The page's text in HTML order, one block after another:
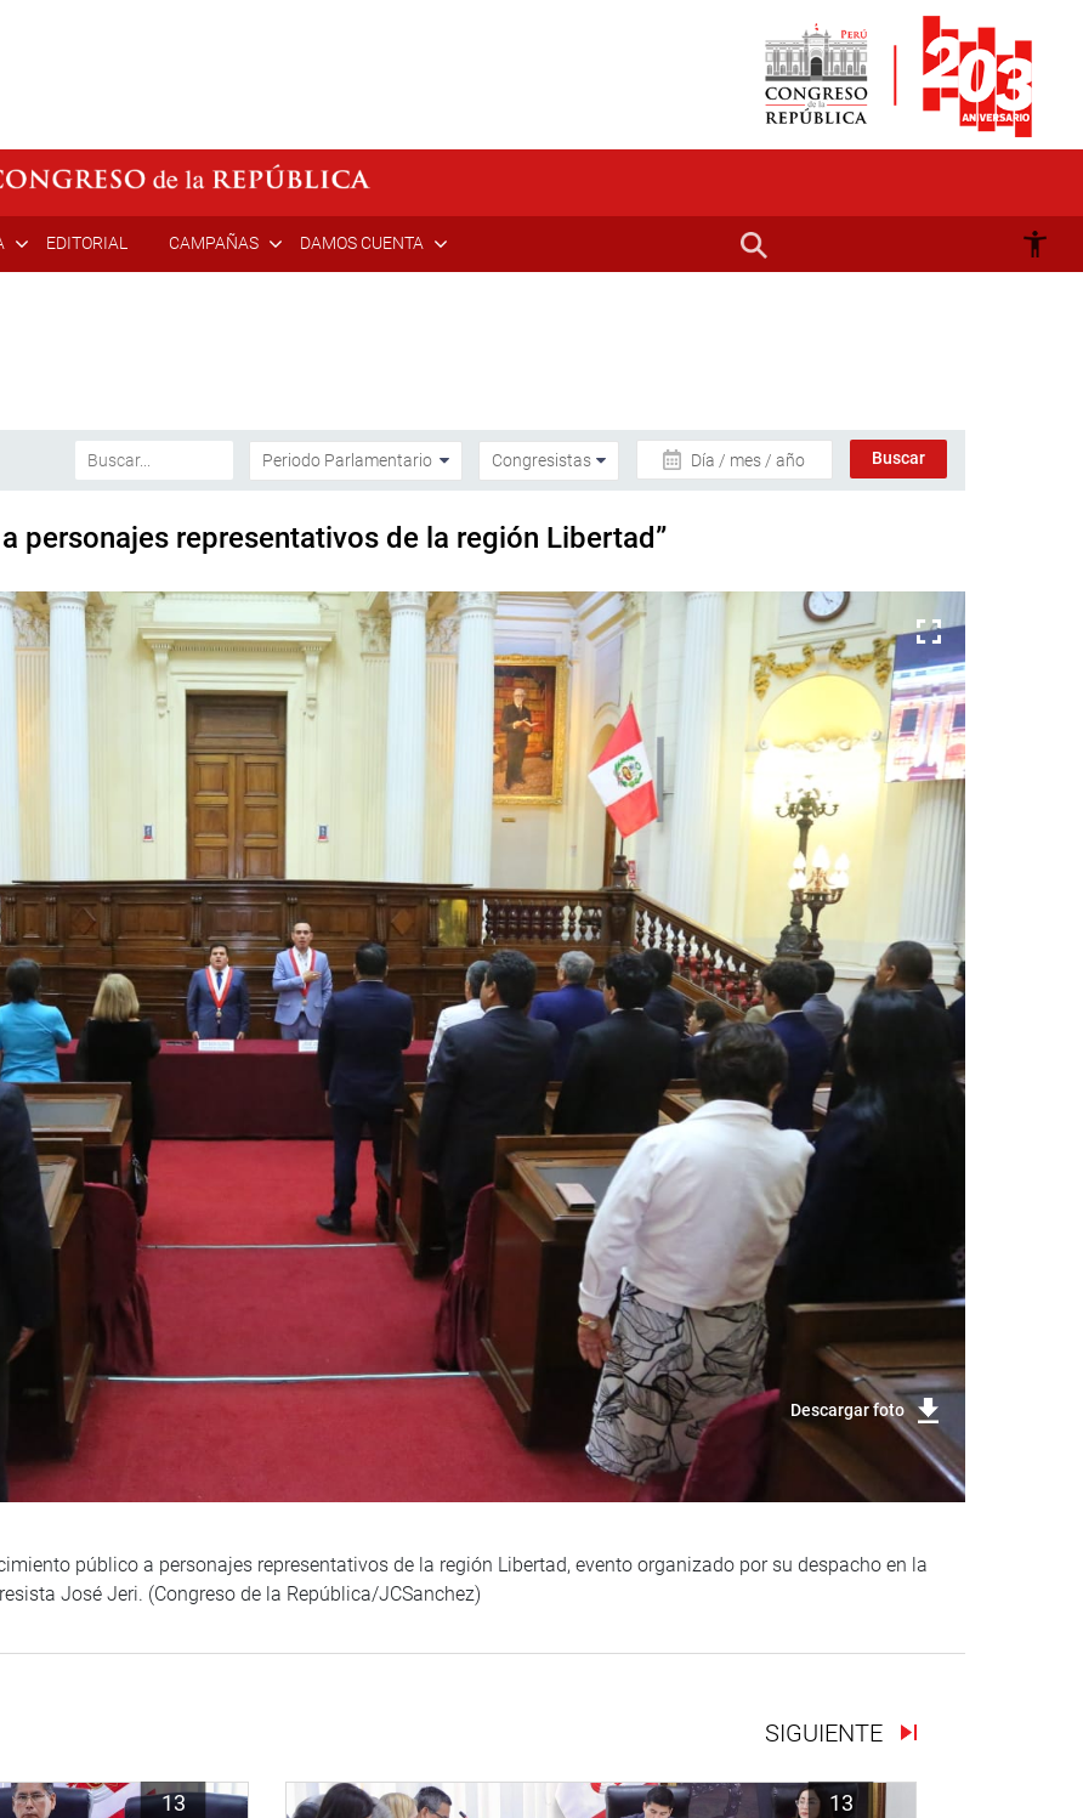
EDITORIAL CAMPAÑAS DAMOS CUENTA
Día / mes / año
personajes representativos de la región Libertad”
Descargar foto
público a personajes representativos de la región Libertad, evento organizado por su despacho en la
José Jeri. (Congreso de la República/JCSanchez)
SIGUIENTE
13
13